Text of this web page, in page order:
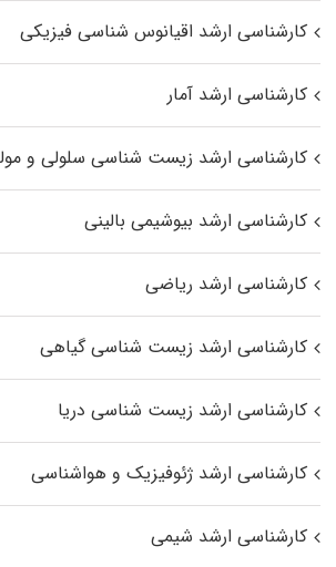
کارشناسی ارشد اقیانوس‌ شناسی فیزیکی
کارشناسی ارشد آمار
کارشناسی ارشد زیست شناسی سلولی و
کارشناسی ارشد بیوشیمی بالینی
کارشناسی ارشد ریاضی
کارشناسی ارشد زیست‌ شناسی گیاهی
کارشناسی ارشد زیست‌ شناسی دریا
کارشناسی ارشد ژئوفیزیک و هواشناسی
کارشناسی ارشد شیمی